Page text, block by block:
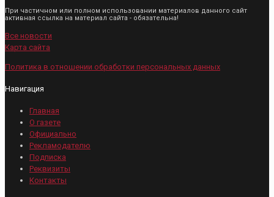
При частичном или полном использовании материалов данного сайт
активная ссылка на материал сайта - обязательна!
Все новости
Карта сайта
Политика в отношении обработки персональных данных
Навигация
Главная
О газете
Официально
Рекламодателю
Подписка
Реквизиты
Контакты